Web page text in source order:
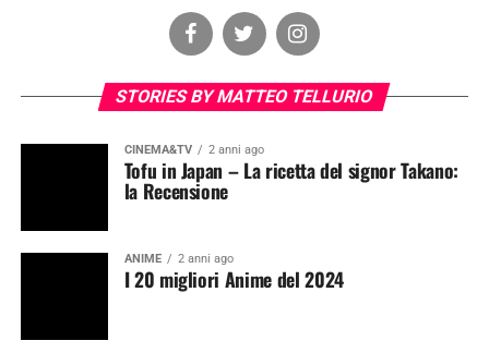
STORIES BY MATTEO TELLURIO
CINEMA&TV 2 anni ago
Tofu in Japan – La ricetta del signor Takano:
la Recensione
ANIME 2 anni ago
I 20 migliori Anime del 2024